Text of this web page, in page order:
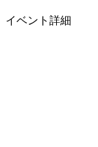
イベント詳細